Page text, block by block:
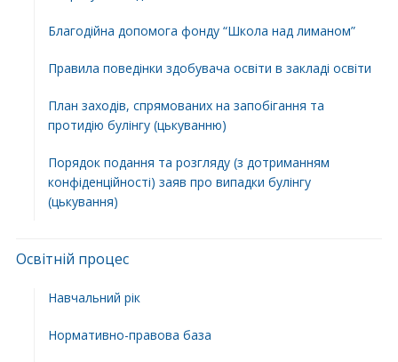
Благодійна допомога фонду “Школа над лиманом”
Правила поведінки здобувача освіти в закладі освіти
План заходів, спрямованих на запобігання та
протидію булінгу (цькуванню)
Порядок подання та розгляду (з дотриманням
конфіденційності) заяв про випадки булінгу
(цькування)
Освітній процес
Навчальний рік
Нормативно-правова база